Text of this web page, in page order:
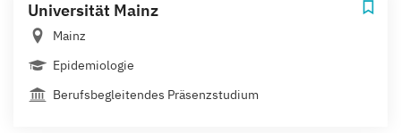
Universität Mainz
Mainz
Epidemiologie
Berufsbegleitendes Präsenzstudium